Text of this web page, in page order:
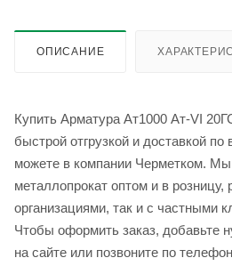
ОПИСАНИЕ
Купить Арматура Ат1000 Ат-VI
быстрой отгрузкой и доставкой
можете в компании Черметком.
металлопрокат оптом и в розницу,
организациями, так и с частными
Чтобы оформить заказ, добавьте
на сайте или позвоните по